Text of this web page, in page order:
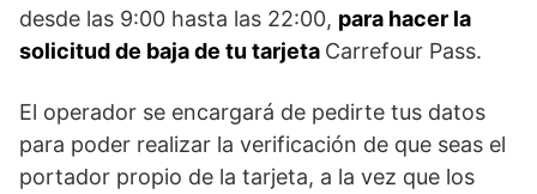
desde las 9:00 hasta las 22:00, para hacer la
solicitud de baja de tu tarjeta Carrefour Pass.
El operador se encargará de pedirte tus datos
para poder realizar la verificación de que seas el
portador propio de la tarjeta, a la vez que los